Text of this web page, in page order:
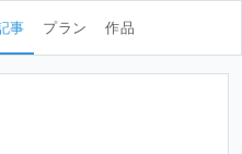
事 プラン 作品